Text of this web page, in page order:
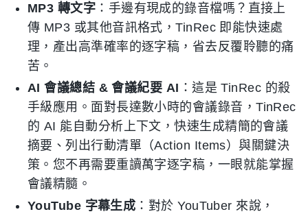
MP3 轉文字 ：手邊有現成的錄音檔嗎？直接上
傳 MP3 或其他音訊格式，TinRec 即能快速處
理，產出高準確率的逐字稿，省去反覆聆聽的痛
苦。
AI 會議總結 & 會議紀要 AI ：這是 TinRec 的殺
手級應用。面對長達數小時的會議錄音，TinRec
的 AI 能自動分析上下文，快速生成精簡的會議
摘要、列出行動清單（Action Items）與關鍵決
策。您不再需要重讀萬字逐字稿，一眼就能掌握
會議精髓。
YouTube 字幕生成 ：對於 YouTuber 來說，